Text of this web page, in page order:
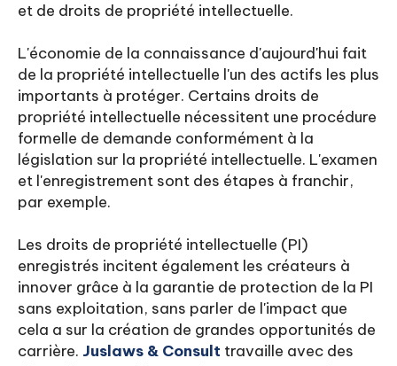
et de droits de propriété intellectuelle.
L'économie de la connaissance d'aujourd'hui fait
de la propriété intellectuelle l'un des actifs les plus
importants à protéger. Certains droits de
propriété intellectuelle nécessitent une procédure
formelle de demande conformément à la
législation sur la propriété intellectuelle. L'examen
et l'enregistrement sont des étapes à franchir,
par exemple.
Les droits de propriété intellectuelle (PI)
enregistrés incitent également les créateurs à
innover grâce à la garantie de protection de la PI
sans exploitation, sans parler de l'impact que
cela a sur la création de grandes opportunités de
carrière. Juslaws & Consult travaille avec des